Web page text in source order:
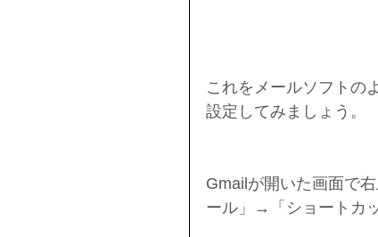
これをメールソフトの
設定してみましょう。
Gmailが開いた画面で
ール」→「ショートカ